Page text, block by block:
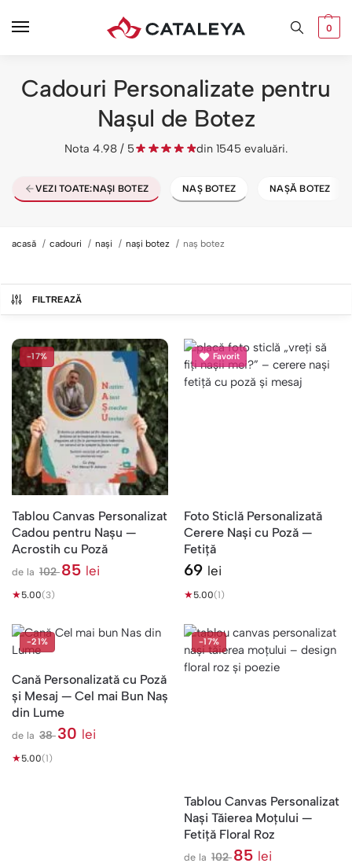
0
Cadouri Personalizate pentru
Nașul de Botez
Nota 4.98 / 5 din 1545 evaluări.
VEZI TOATE:NAȘI BOTEZ NAȘ BOTEZ NAȘĂ BOTEZ
acasă cadouri nași nași botez naș botez
FILTREAZĂ
-17%
Tablou Canvas Personalizat
Cadou pentru Nașu —
Acrostih cu Poză
de la 10285 lei
★5.00(3)
Favorit
Foto Sticlă Personalizată
Cerere Nași cu Poză —
Fetiță
69 lei
★5.00(1)
-21%
Cană Personalizată cu Poză
și Mesaj — Cel mai Bun Naș
din Lume
de la 3830 lei
★5.00(1)
-17%
Tablou Canvas Personalizat
Nași Tăierea Moțului —
Fetiță Floral Roz
de la 10285 lei